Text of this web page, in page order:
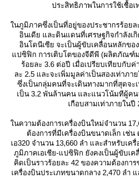
ประสิทธิภาพในการใช้เชื้อเ
นภูมิภาคซึ่งเป็นที่อยู่ของประชากรร้อยล
อินเดีย และดินแดนที่เศรษฐกิจกำลังเ
อินโดนีเซีย จะเป็นผู้ขับเคลื่อนหลักของ
ปซิฟิก การเติบโตของจีดีพี (ผลิตภัณฑ์ม
ร้อยละ 3.6 ต่อปี เมื่อเปรียบเทียบกับ
ละ 2.5 และจะเพิ่มมูลค่าเป็นสองเท่าภา
ซึ่งเป็นกลุ่มคนที่จะเดินทางมากที่สุดจะ
เป็น 3.2 พันล้านคน และแนวโน้มทีผู้คน
เกือบสามเท่าภายในปี
นความต้องการเครื่องบินใหม่จำนวน
ต้องการที่มีเครื่องบินขนาดเล็ก เช่น
เอ320 จำนวน 13,660 ลำ และสำหรับเค
ภูมิภาคเอเชีย-แปซิฟิก ยังคงเป็นผู้ขับเ
คิดเป็นราวร้อยละ 42 ของความต้องกา
เครื่องบินประเภทขนาดกลาง 2,470 ลำ